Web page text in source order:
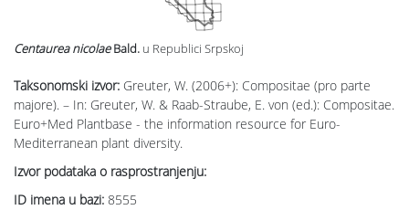
Taksonomski izvor: Greuter, W. (2006+): Compositae (pro parte
majore). – In: Greuter, W. & Raab-Straube, E. von (ed.): Compositae.
Euro+Med Plantbase - the information resource for Euro-
Mediterranean plant diversity.
Izvor podataka o rasprostranjenju:
ID imena u bazi: 8555
Centaurea nicolaeBald. u Republici Srpskoj